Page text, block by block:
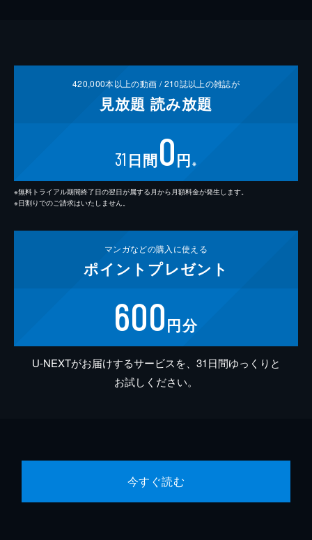
420,000本以上の動画 /210誌以上の雑誌が
見放題 読み放題
31 日間0円 ※
※無料トライアル期間終了日の翌日が属する月から月額料金が発生します。
※日割りでのご請求はいたしません。
マンガなどの購入に使える
ポイント プレゼント
600円分
U-NEXTがお届けするサービスを、31日間ゆっくりと
お試しください。
今すぐ読む